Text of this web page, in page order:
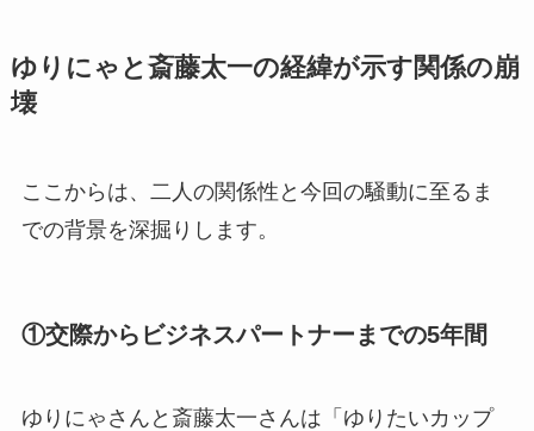
ゆりにゃと斎藤太一の経緯が示す関係の崩
壊
ここからは、二人の関係性と今回の騒動に至るま
での背景を深掘りします。
①交際からビジネスパートナーまでの5年間
ゆりにゃさんと斎藤太一さんは「ゆりたいカップ